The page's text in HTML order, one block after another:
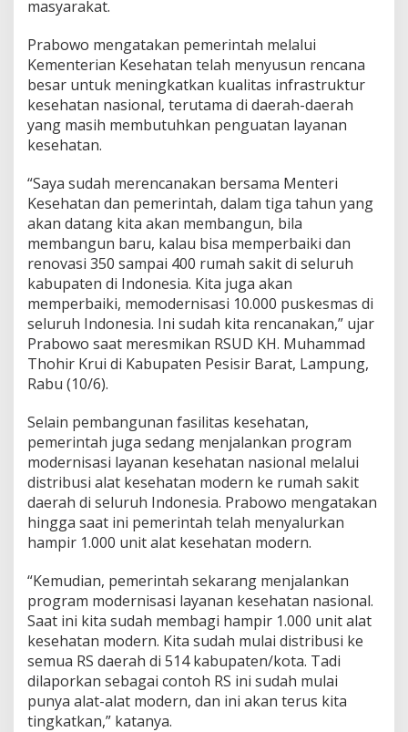
masyarakat.
Prabowo mengatakan pemerintah melalui
Kementerian Kesehatan telah menyusun rencana
besar untuk meningkatkan kualitas infrastruktur
kesehatan nasional, terutama di daerah-daerah
yang masih membutuhkan penguatan layanan
kesehatan.
“Saya sudah merencanakan bersama Menteri
Kesehatan dan pemerintah, dalam tiga tahun yang
akan datang kita akan membangun, bila
membangun baru, kalau bisa memperbaiki dan
renovasi 350 sampai 400 rumah sakit di seluruh
kabupaten di Indonesia. Kita juga akan
memperbaiki, memodernisasi 10.000 puskesmas di
seluruh Indonesia. Ini sudah kita rencanakan,” ujar
Prabowo saat meresmikan RSUD KH. Muhammad
Thohir Krui di Kabupaten Pesisir Barat, Lampung,
Rabu (10/6).
Selain pembangunan fasilitas kesehatan,
pemerintah juga sedang menjalankan program
modernisasi layanan kesehatan nasional melalui
distribusi alat kesehatan modern ke rumah sakit
daerah di seluruh Indonesia. Prabowo mengatakan
hingga saat ini pemerintah telah menyalurkan
hampir 1.000 unit alat kesehatan modern.
“Kemudian, pemerintah sekarang menjalankan
program modernisasi layanan kesehatan nasional.
Saat ini kita sudah membagi hampir 1.000 unit alat
kesehatan modern. Kita sudah mulai distribusi ke
semua RS daerah di 514 kabupaten/kota. Tadi
dilaporkan sebagai contoh RS ini sudah mulai
punya alat-alat modern, dan ini akan terus kita
tingkatkan,” katanya.